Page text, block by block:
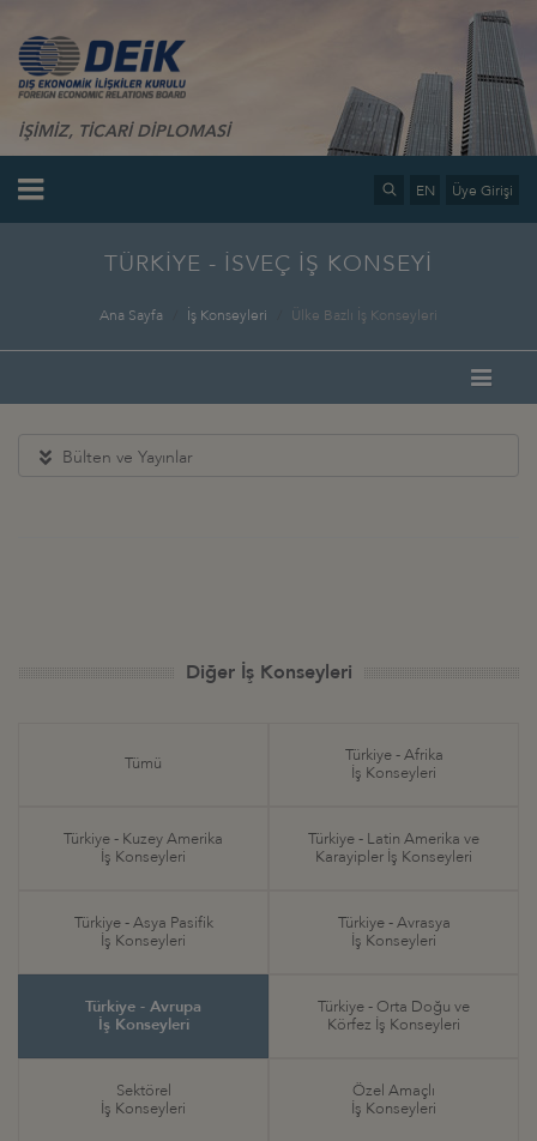
İŞİMİZ, TİCARİ DİPLOMASİ
EN Üye Girişi
TÜRKİYE - İSVEÇ İŞ KONSEYİ
Ana Sayfa İş Konseyleri Ülke Bazlı İş Konseyleri
Bülten ve Yayınlar
Diğer İş Konseyleri
Tümü
Türkiye - Afrika
İş Konseyleri
Türkiye - Kuzey Amerika
İş Konseyleri
Türkiye - Latin Amerika ve
Karayipler İş Konseyleri
Türkiye - Asya Pasifik
İş Konseyleri
Türkiye - Avrasya
İş Konseyleri
Türkiye - Avrupa
İş Konseyleri
Türkiye - Orta Doğu ve
Körfez İş Konseyleri
Sektörel
İş Konseyleri
Özel Amaçlı
İş Konseyleri